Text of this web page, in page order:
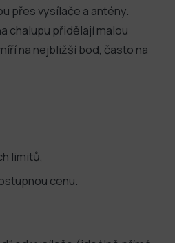
přes vysílače a antény.
chalupu přidělají malou
na nejbližší bod, často na
limitů,
cenu.